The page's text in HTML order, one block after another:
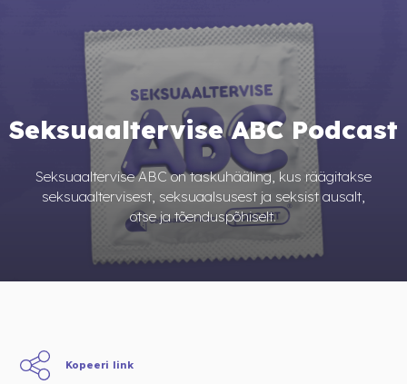
Seksuaaltervise ABC Podcast
Seksuaaltervise ABC on taskuhääling, kus räägitakse
seksuaaltervisest, seksuaalsusest ja seksist ausalt,
otse ja tõenduspõhiselt.
Kopeeri link